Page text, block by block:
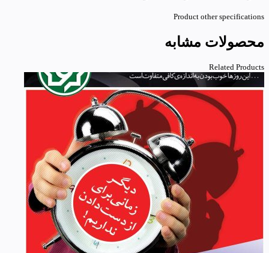
Product other specifications
محصولات مشابه
Related Products